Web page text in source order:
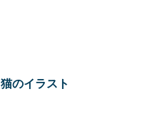
のイラスト